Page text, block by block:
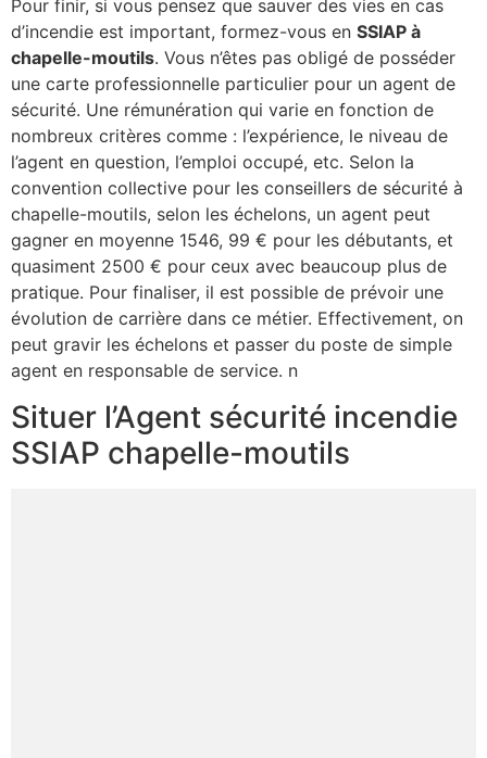
Pour finir, si vous pensez que sauver des vies en cas
d’incendie est important, formez-vous en SSIAP à
chapelle-moutils. Vous n’êtes pas obligé de posséder
une carte professionnelle particulier pour un agent de
sécurité. Une rémunération qui varie en fonction de
nombreux critères comme : l’expérience, le niveau de
l’agent en question, l’emploi occupé, etc. Selon la
convention collective pour les conseillers de sécurité à
chapelle-moutils, selon les échelons, un agent peut
gagner en moyenne 1546, 99 € pour les débutants, et
quasiment 2500 € pour ceux avec beaucoup plus de
pratique. Pour finaliser, il est possible de prévoir une
évolution de carrière dans ce métier. Effectivement, on
peut gravir les échelons et passer du poste de simple
agent en responsable de service. n
Situer l’Agent sécurité incendie
SSIAP chapelle-moutils